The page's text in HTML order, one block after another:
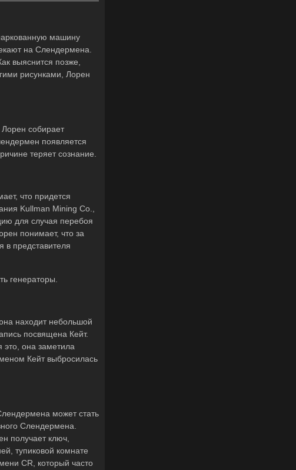
машину
на Слендермена.
выяснится позже,
рисунками, Лорен
собирает
появляется
теряет сознание.
что придется
Kullman Mining Co.,
для случая перебоя
понимает, что за
в представителя
генераторы.
находит небольшой
посвящена Кейт.
она заметила
Кейт выбросилась
может стать
Слендермена.
получает ключ,
тупиковой комнате
CR, который часто